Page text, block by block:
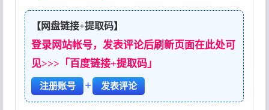
【网盘链接+提取码】
登录网站帐号，发表评论后刷新页面在此处可
见>>>「百度链接+提取码」
注册账号 + 发表评论